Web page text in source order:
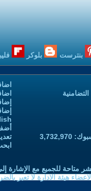
بنترست بلوكر
متاحة للجميع مع الإشارة
هيئة الادارة لا تعبر